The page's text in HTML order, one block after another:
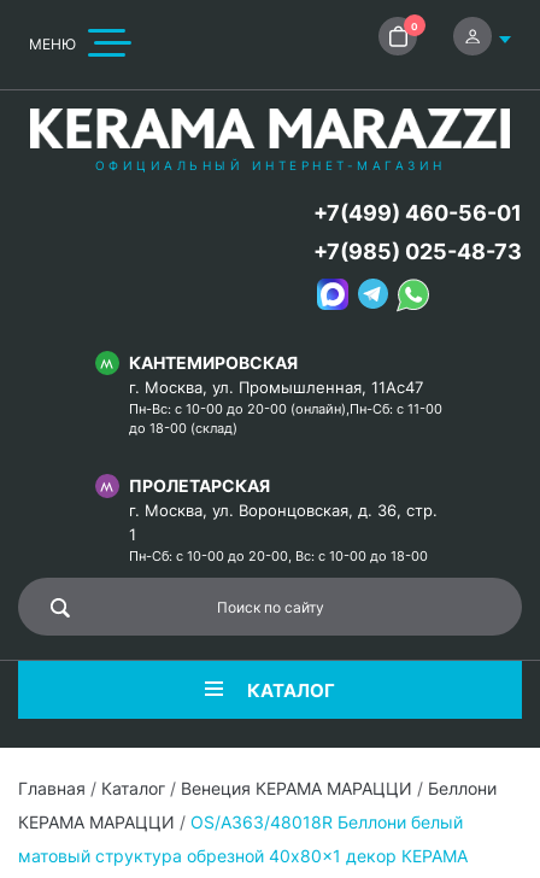
МЕНЮ
0
ОФИЦИАЛЬНЫЙ ИНТЕРНЕТ-МАГАЗИН
КАНТЕМИРОВСКАЯ
г. Москва, ул. Промышленная, 11Ас47
Пн-Вс: с 10-00 до 20-00 (онлайн),Пн-Сб: с 11-00
до 18-00 (склад)
ПРОЛЕТАРСКАЯ
г. Москва, ул. Воронцовская, д. 36, стр.
1
Пн-Сб: с 10-00 до 20-00, Вс: с 10-00 до 18-00
+7(499) 460-56-01
+7(985) 025-48-73
КАТАЛОГ
Главная / Каталог / Венеция КЕРАМА МАРАЦЦИ / Беллони
КЕРАМА МАРАЦЦИ / OS/A363/48018R Беллони белый
матовый структура обрезной 40x80x1 декор КЕРАМА